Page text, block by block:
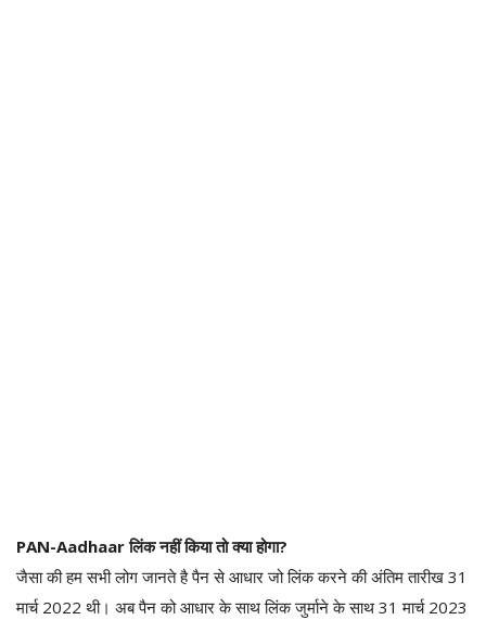
PAN-Aadhaar लिंक नहीं किया तो क्या होगा?
जैसा की हम सभी लोग जानते है पैन से आधार जो लिंक करने की अंतिम तारीख 31
मार्च 2022 थी। अब पैन को आधार के साथ लिंक जुर्माने के साथ 31 मार्च 2023